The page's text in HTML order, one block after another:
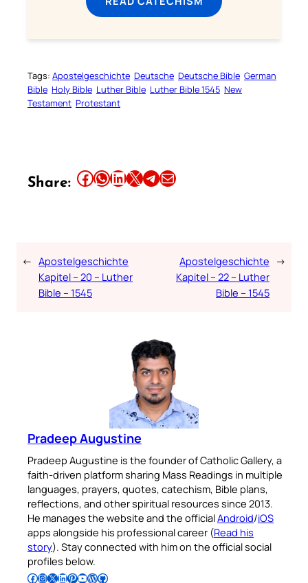
Tags: Apostelgeschichte Deutsche Deutsche Bible German
Bible Holy Bible Luther Bible Luther Bible 1545 New
Testament Protestant
Share: Share this article on Facebook Share this article on WhatsApp Share this article on LinkedIn Share this article on X Share this article on TelegramEmail this Article
← Apostelgeschichte
Kapitel – 20 – Luther
Bible – 1545
Apostelgeschichte
Kapitel – 22 – Luther
Bible – 1545
→
Pradeep Augustine
Pradeep Augustine is the founder of Catholic Gallery, a
faith-driven platform sharing Mass Readings in multiple
languages, prayers, quotes, catechism, Bible plans,
reflections, and other spiritual resources since 2013.
He manages the website and the officialAndroid/iOS
apps alongside his professional career (Read his
story). Stay connected with him on the official social
profiles below.
Follow Pradeep on Facebook Follow Pradeep on InstagramFollow Pradeep on X Follow Pradeep on LinkedIn Follow Pradeep on Pinterest Subscribe to Pradeep’s Youtube Channel Follow Pradeep on WordPress Follow Pradeep on GitHub